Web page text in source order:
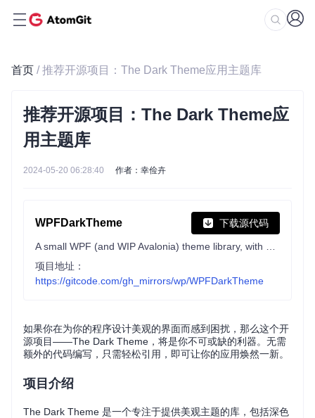
首页 / 推荐开源项目：The Dark Theme应用主题库
推荐开源项目：The Dark Theme应
用主题库
2024-05-20 06:28:40 作者：幸俭卉
WPFDarkTheme 下载源代码
项目地址：
https://gitcode.com/gh_mirrors/wp/WPFDarkTheme
如果你在为你的程序设计美观的界面而感到困扰，那么这个开
源项目——The Dark Theme，将是你不可或缺的利器。无需
额外的代码编写，只需轻松引用，即可让你的应用焕然一新。
项目介绍
The Dark Theme 是一个专注于提供美观主题的库，包括深色